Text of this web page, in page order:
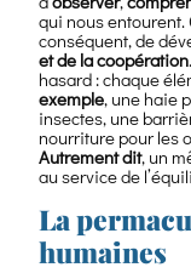
reprendre
du
pouvoir
sur
ses
besoins
essentiels,
sans
attendre
des
solutions
qui nous
conséquent, de
et de la coopération
hasard : chaque
exemple, une haie
insectes, une
nourriture pour les
Autrement dit, un
au service de
La
humaines